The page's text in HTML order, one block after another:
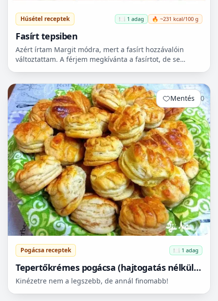
Húsétel receptek 🍽️ 1 adag 🔥 ~231 kcal/100 g
Fasírt tepsiben
Azért írtam Margit módra, mert a fasírt hozzávalóin
változtattam. A férjem megkívánta a fasírtot, de se
Mentés 0
Pogácsa receptek 🍽️ 1 adag
Tepertőkrémes pogácsa (hajtogatás nélkül is
leveles)
Kinézetre nem a legszebb, de annál finomabb!